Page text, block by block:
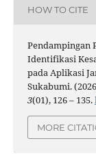
HOW TO CITE
Pendampingan
Identifikasi
pada Aplikasi
Sukabumi.
3(01), 126 – 135.
MORE